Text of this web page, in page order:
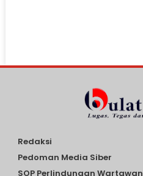
Redaksi
Pedoman Media Siber
SOP Perlindungan Wartawan